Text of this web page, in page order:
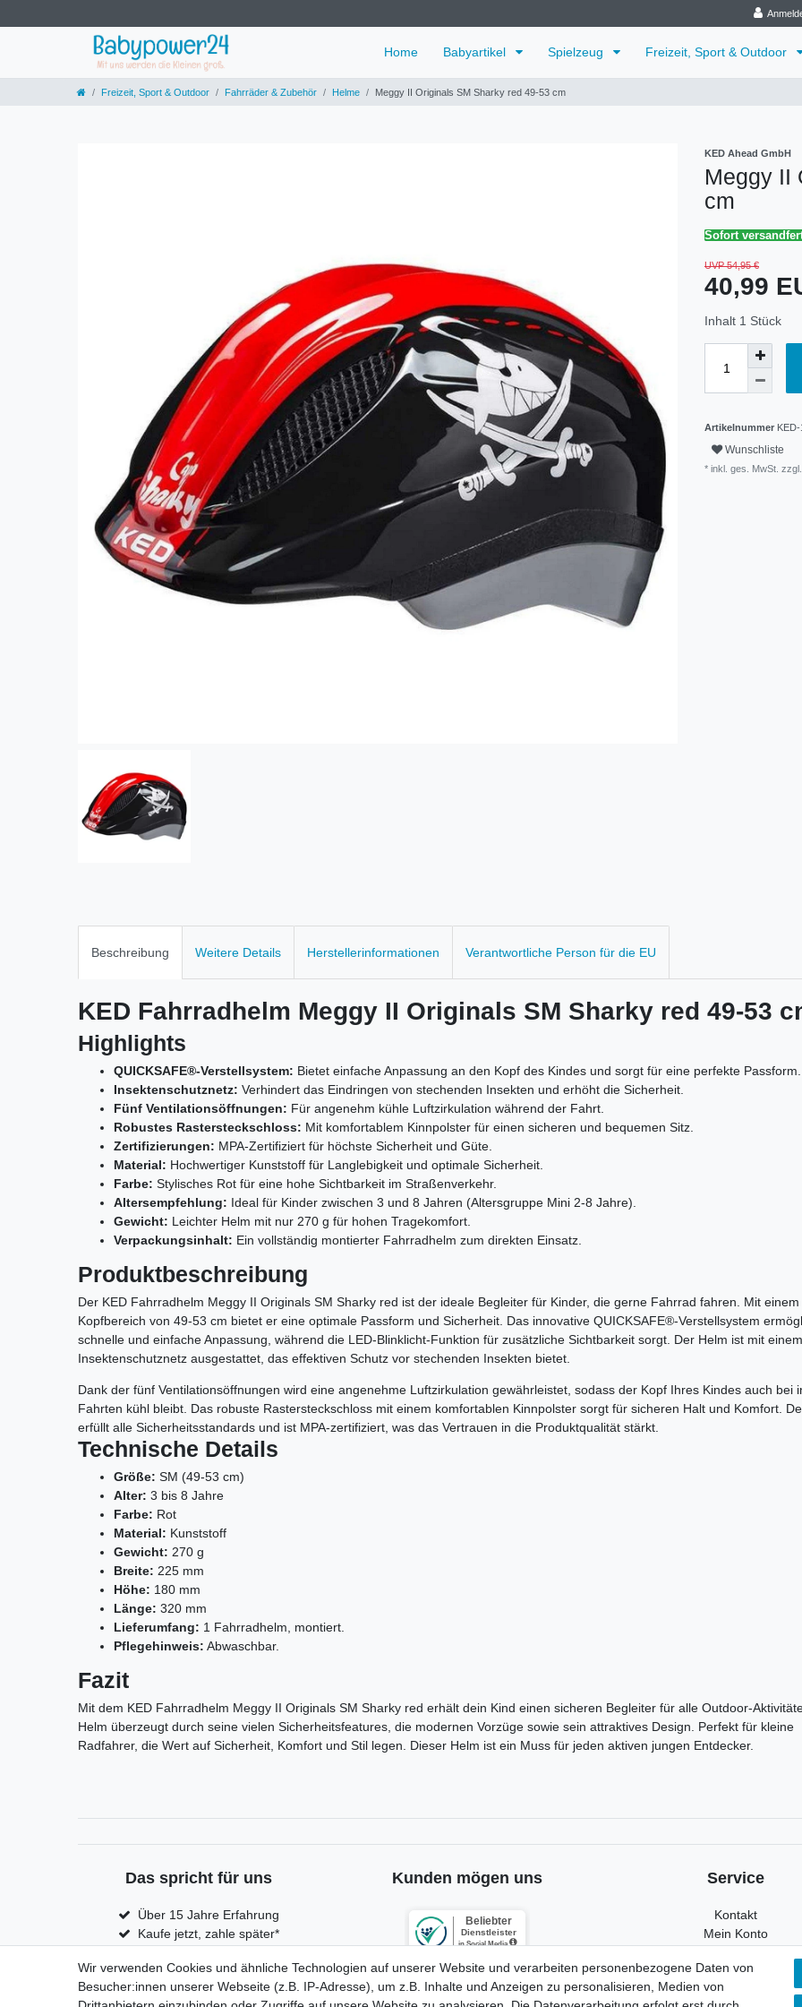
Home Babyartikel Spielzeug Freizeit, Sport & Outdoor
Freizeit, Sport & Outdoor Fahrräder & Zubehör Helme Meggy II Originals SM Sharky red 49-53 cm
KED Ahead GmbH
Meggy II
cm
Sofort
UVP 54,95 €
40,99
Inhalt 1 Stück
Artikelnummer
Wunschliste
* inkl. ges. MwSt. zzgl.
Beschreibung Weitere Details Herstellerinformationen Verantwortliche Person für die EU
KED Fahrradhelm Meggy II Originals SM Sharky red 49-53
Highlights
QUICKSAFE®-Verstellsystem: Bietet einfache Anpassung an den Kopf des Kindes und sorgt für eine perfekte Passform.
Insektenschutznetz: Verhindert das Eindringen von stechenden Insekten und erhöht die Sicherheit.
Fünf Ventilationsöffnungen: Für angenehm kühle Luftzirkulation während der Fahrt.
Robustes Rastersteckschloss: Mit komfortablem Kinnpolster für einen sicheren und bequemen Sitz.
Zertifizierungen: MPA-Zertifiziert für höchste Sicherheit und Güte.
Material: Hochwertiger Kunststoff für Langlebigkeit und optimale Sicherheit.
Farbe: Stylisches Rot für eine hohe Sichtbarkeit im Straßenverkehr.
Altersempfehlung: Ideal für Kinder zwischen 3 und 8 Jahren (Altersgruppe Mini 2-8 Jahre).
Gewicht: Leichter Helm mit nur 270 g für hohen Tragekomfort.
Verpackungsinhalt: Ein vollständig montierter Fahrradhelm zum direkten Einsatz.
Produktbeschreibung
Der KED Fahrradhelm Meggy II Originals SM Sharky red ist der ideale Begleiter für Kinder, die gerne Fahrrad fahren. Mit einem
Kopfbereich von 49-53 cm bietet er eine optimale Passform und Sicherheit. Das innovative QUICKSAFE®-Verstellsystem
schnelle und einfache Anpassung, während die LED-Blinklicht-Funktion für zusätzliche Sichtbarkeit sorgt. Der Helm ist mit einem
Insektenschutznetz ausgestattet, das effektiven Schutz vor stechenden Insekten bietet.
Dank der fünf Ventilationsöffnungen wird eine angenehme Luftzirkulation gewährleistet, sodass der Kopf Ihres Kindes auch bei
Fahrten kühl bleibt. Das robuste Rastersteckschloss mit einem komfortablen Kinnpolster sorgt für sicheren Halt und Komfort.
erfüllt alle Sicherheitsstandards und ist MPA-zertifiziert, was das Vertrauen in die Produktqualität stärkt.
Technische Details
Größe: SM (49-53 cm)
Alter: 3 bis 8 Jahre
Farbe: Rot
Material: Kunststoff
Gewicht: 270 g
Breite: 225 mm
Höhe: 180 mm
Länge: 320 mm
Lieferumfang: 1 Fahrradhelm, montiert.
Pflegehinweis: Abwaschbar.
Fazit
Mit dem KED Fahrradhelm Meggy II Originals SM Sharky red erhält dein Kind einen sicheren Begleiter für alle Outdoor-
Helm überzeugt durch seine vielen Sicherheitsfeatures, die modernen Vorzüge sowie sein attraktives Design. Perfekt für kleine
Radfahrer, die Wert auf Sicherheit, Komfort und Stil legen. Dieser Helm ist ein Muss für jeden aktiven jungen Entdecker.
Das spricht für uns
Über 15 Jahre Erfahrung
Kaufe jetzt, zahle später*
Versand aus Deutschland
Kostenloser Versand ab € 100,- *
Kunden mögen uns Service
Kontakt
Mein Konto
Widerrufsformular
Reklamation
Wir verwenden Cookies und ähnliche Technologien auf unserer Website und verarbeiten personenbezogene Daten von
Besucher:innen unserer Webseite (z.B. IP-Adresse), um z.B. Inhalte und Anzeigen zu personalisieren, Medien von